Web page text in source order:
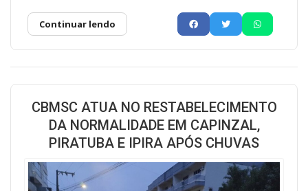
Continuar lendo
CBMSC ATUA NO RESTABELECIMENTO
DA NORMALIDADE EM CAPINZAL,
PIRATUBA E IPIRA APÓS CHUVAS